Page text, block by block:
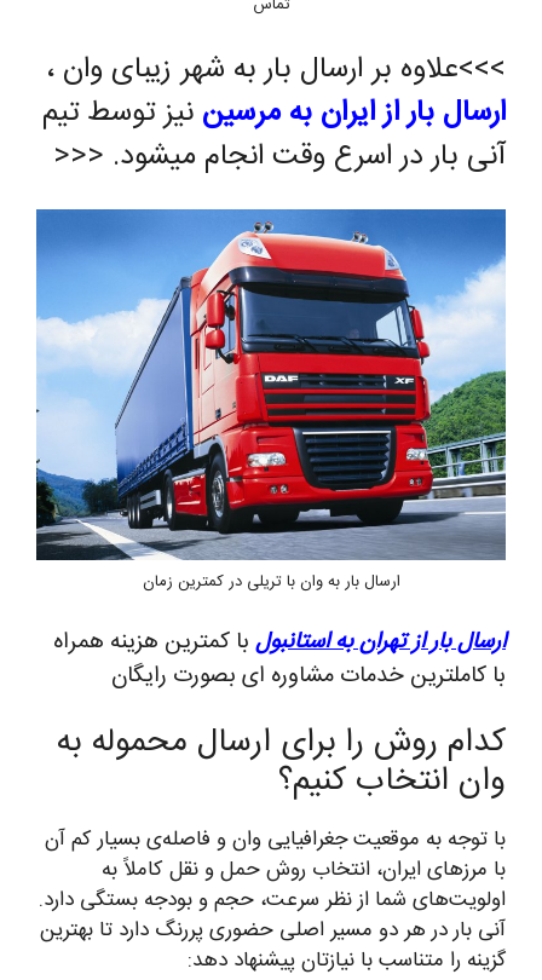
>>>علاوه بر ارسال بار به شهر زیبای وان ،
ارسال بار از ایران به مرسین نیز توسط تیم
آنی بار در اسرع وقت انجام میشود. <<<
ارسال بار به وان با تریلی در کمترین زمان
ارسال بار از تهران به استانبول با کمترین هزینه همراه
با کاملترین خدمات مشاوره ای بصورت رایگان
کدام روش را برای ارسال محموله به
وان انتخاب کنیم؟
با توجه به موقعیت جغرافیایی وان و فاصله‌ی بسیار کم آن
با مرزهای ایران، انتخاب روش حمل و نقل کاملاً به
اولویت‌های شما از نظر سرعت، حجم و بودجه بستگی دارد.
آنی بار در هر دو مسیر اصلی حضوری پررنگ دارد تا بهترین
گزینه را متناسب با نیازتان پیشنهاد دهد: